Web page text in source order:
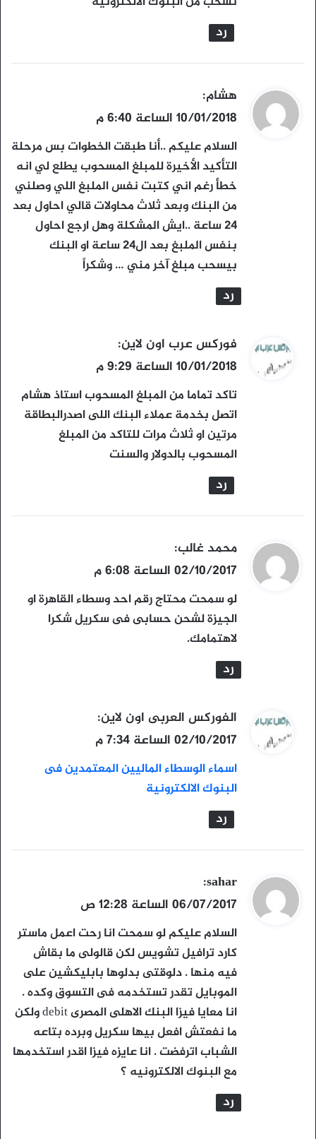
رد
ي
ق
و
ل
هشام:
10/01/2018 الساعة 6:40 م
السلام عليكم ..أنا طبقت الخطوات بس مرحلة
التأكيد الأخيرة للمبلغ المسحوب يطلع لي انه
خطأ رغم اني كتبت نفس الملبغ اللي وصلني
من البنك وبعد ثلاث محاولات قالي احاول بعد
24 ساعة ..ايش المشكلة وهل ارجع احاول
بنفس الملبغ بعد ال24 ساعة او البنك
بيسحب مبلغ آخر مني … وشكراً
رد
ي
ق
و
ل
فوركس عرب اون لاين:
10/01/2018 الساعة 9:29 م
تاكد تماما من المبلغ المسحوب استاذ هشام
اتصل بخدمة عملاء البنك اللى اصدرالبطاقة
مرتين او ثلاث مرات للتاكد من المبلغ
المسحوب بالدولار والسنت
رد
ي
ق
و
ل
محمد غالب:
02/10/2017 الساعة 6:08 م
لو سمحت محتاج رقم احد وسطاء القاهرة او
الجيزة لشحن حسابى فى سكريل شكرا
لاهتمامك.
رد
ي
ق
و
ل
الفوركس العربى اون لاين:
02/10/2017 الساعة 7:34 م
اسماء الوسطاء الماليين المعتمدين فى
البنوك الالكترونية
رد
ي
ق
و
ل
sahar
:
06/07/2017 الساعة 12:28 ص
السلام عليكم لو سمحت انا رحت اعمل ماستر
كارد ترافيل تشويس لكن قالولى ما بقاش
فيه منها . دلوقتى بدلوها بابليكشين على
الموبايل تقدر تستخدمه فى التسوق وكده .
انا معايا فيزا البنك الاهلى المصرى debit ولكن
ما نفعتش افعل بيها سكريل وبرده بتاعه
الشباب اترفضت . انا عايزه فيزا اقدر استخدمها
مع البنوك الالكترونيه ؟
رد